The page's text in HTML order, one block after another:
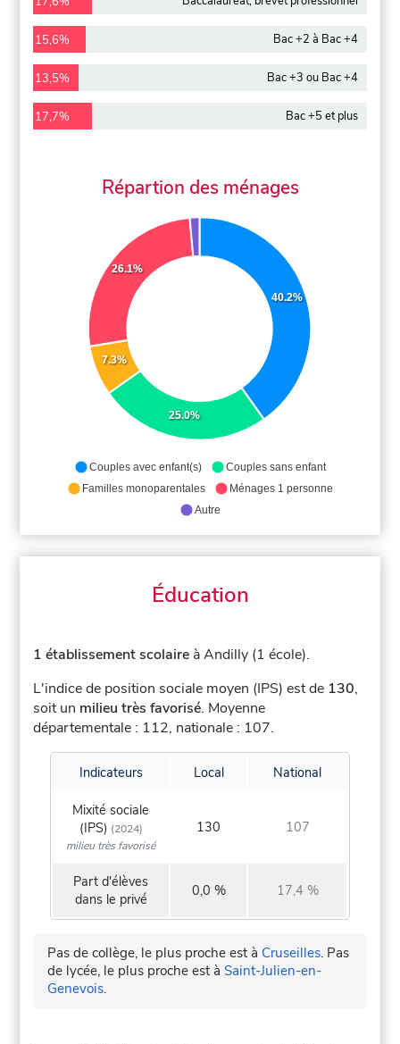
15,6% Bac +2 à Bac +4
13,5% Bac +3 ou Bac +4
17,7% Bac +5 et plus
Répartion des ménages
40.2%
25.0%
7.3%
26.1%
Couples avec enfant(s)
Couples sans enfant
Familles monoparentales
Ménages 1 personne
Autre
Éducation
1 établissement scolaire à Andilly (1 école).
L'indice de position sociale moyen (IPS) est de 130,
soit un milieu très favorisé. Moyenne
départementale : 112, nationale : 107.
Indicateurs Local National
Mixité sociale
(IPS) (2024)
milieu très favorisé
130 107
Part d'élèves
dans le privé
0,0 % 17,4 %
Pas de collège, le plus proche est à Cruseilles. Pas
de lycée, le plus proche est àSaint-Julien-en-
Genevois.